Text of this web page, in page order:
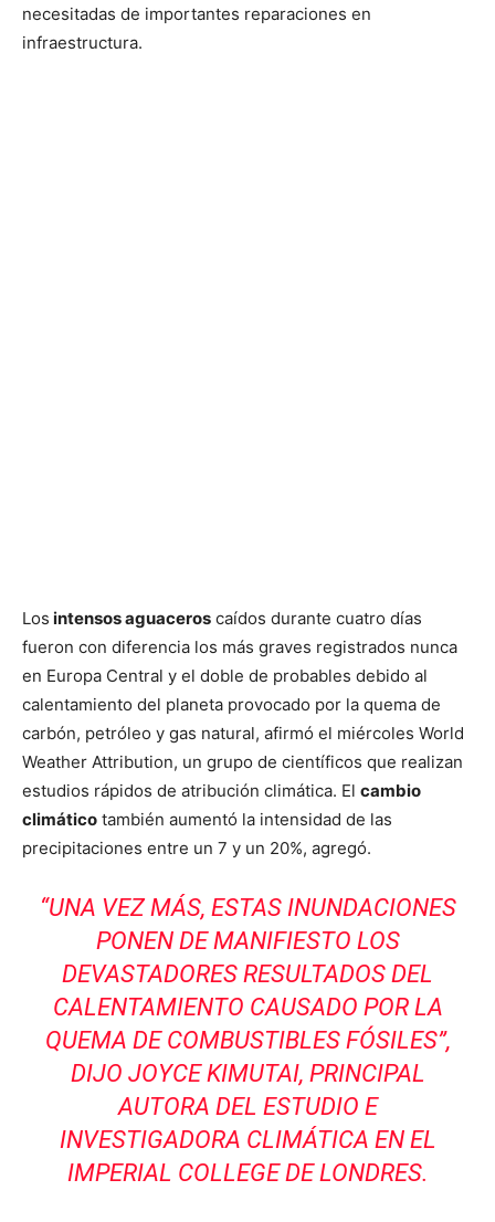
necesitadas de importantes reparaciones en
infraestructura.
Los intensos aguaceros caídos durante cuatro días
fueron con diferencia los más graves registrados nunca
en Europa Central y el doble de probables debido al
calentamiento del planeta provocado por la quema de
carbón, petróleo y gas natural, afirmó el miércoles World
Weather Attribution, un grupo de científicos que realizan
estudios rápidos de atribución climática. El cambio
climático también aumentó la intensidad de las
precipitaciones entre un 7 y un 20%, agregó.
“UNA VEZ MÁS, ESTAS INUNDACIONES
PONEN DE MANIFIESTO LOS
DEVASTADORES RESULTADOS DEL
CALENTAMIENTO CAUSADO POR LA
QUEMA DE COMBUSTIBLES FÓSILES”,
DIJO JOYCE KIMUTAI, PRINCIPAL
AUTORA DEL ESTUDIO E
INVESTIGADORA CLIMÁTICA EN EL
IMPERIAL COLLEGE DE LONDRES.